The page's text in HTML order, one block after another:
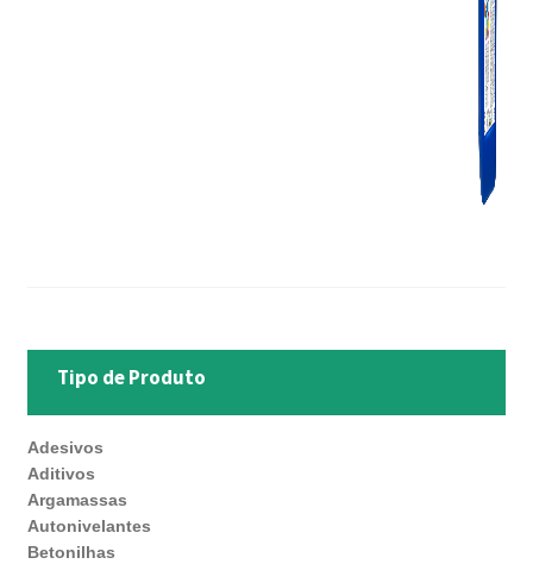
Tipo de Produto
Adesivos
Aditivos
Argamassas
Autonivelantes
Betonilhas